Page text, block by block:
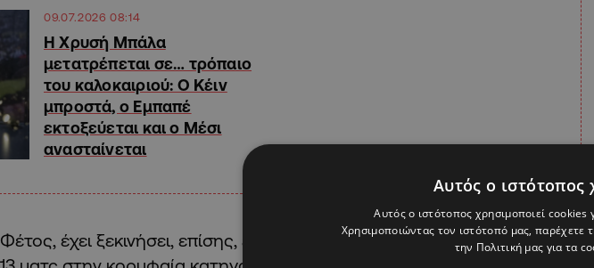
09.07.2026 08:14
Η Χρυσή Μπάλα
μετατρέπεται σε… τρόπαιο
του καλοκαιριού: Ο Κέιν
μπροστά, ο Εμπαπέ
εκτοξεύεται και ο Μέσι
ανασταίνεται
Φέτος, έχει ξεκινήσει, επίσης, εξαιρετικά τη χρονιά αφού έχει 10 γκολ σε
Αυτός ο ιστότοπος
Αυτός ο ιστότοπος χρησιμοποιεί
Χρησιμοποιώντας τον ιστότοπό μας,
την Πολιτική μας για τα